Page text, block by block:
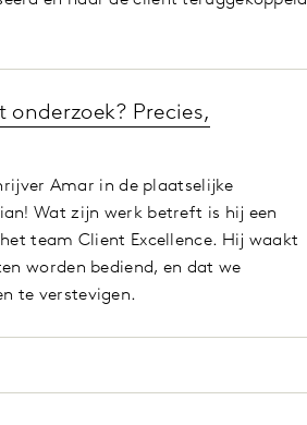
Precies,
Amar in de plaatselijke
Wat zijn werk betreft is hij een
team Client Excellence. Hij waakt
worden bediend, en dat we
te verstevigen.